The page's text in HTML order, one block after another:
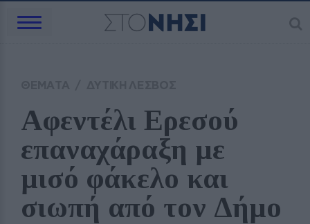
Αφεντέλι Ερεσού
επαναχάραξη με
μισό φάκελο και
σιωπή από τον Δήμο